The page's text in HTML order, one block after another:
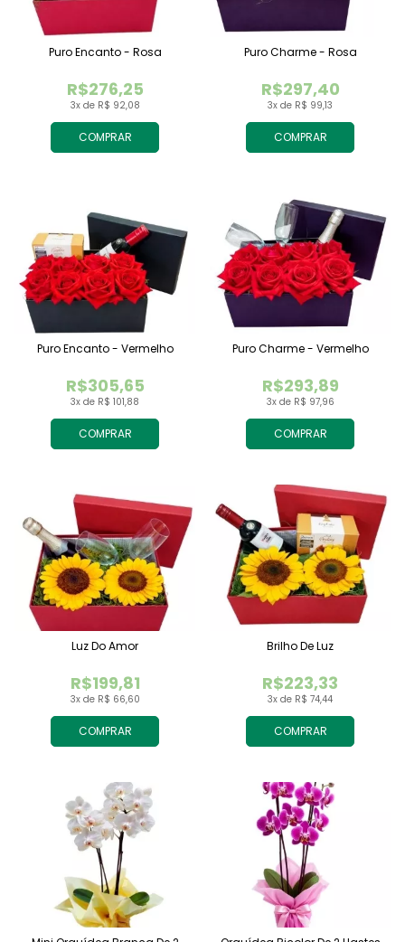
COMPRAR
3x de R$ 92,08
R$276,25
Puro Encanto - Rosa
COMPRAR
3x de R$ 99,13
R$297,40
Puro Charme - Rosa
COMPRAR
3x de R$ 101,88
R$305,65
Puro Encanto - Vermelho
COMPRAR
3x de R$ 97,96
R$293,89
Puro Charme - Vermelho
COMPRAR
3x de R$ 66,60
R$199,81
Luz Do Amor
COMPRAR
3x de R$ 74,44
R$223,33
Brilho De Luz